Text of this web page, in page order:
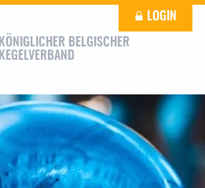
KÖNIGLICHER BELGISCHER
KEGELVERBAND
LOGIN